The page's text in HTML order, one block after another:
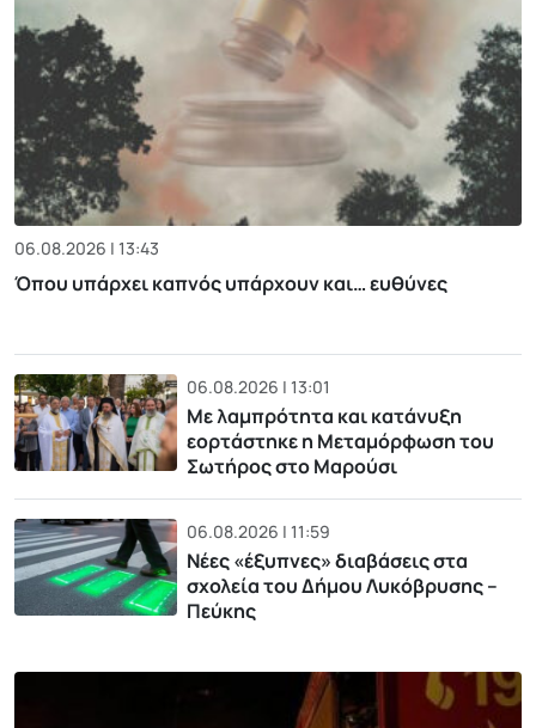
06.08.2026 | 13:43
Όπου υπάρχει καπνός υπάρχουν και… ευθύνες
06.08.2026 | 13:01
Με λαμπρότητα και κατάνυξη
εορτάστηκε η Μεταμόρφωση του
Σωτήρος στο Μαρούσι
06.08.2026 | 11:59
Νέες «έξυπνες» διαβάσεις στα
σχολεία του Δήμου Λυκόβρυσης –
Πεύκης